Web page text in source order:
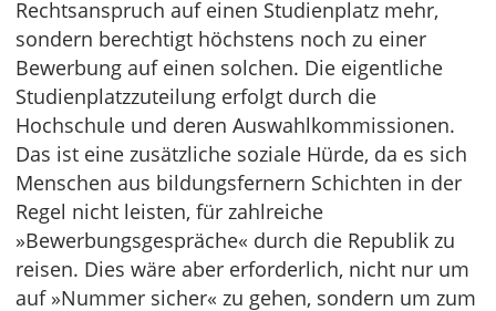
Rechtsanspruch auf einen Studienplatz mehr,
sondern berechtigt höchstens noch zu einer
Bewerbung auf einen solchen. Die eigentliche
Studienplatzzuteilung erfolgt durch die
Hochschule und deren Auswahlkommissionen.
Das ist eine zusätzliche soziale Hürde, da es sich
Menschen aus bildungsfernern Schichten in der
Regel nicht leisten, für zahlreiche
»Bewerbungsgespräche« durch die Republik zu
reisen. Dies wäre aber erforderlich, nicht nur um
auf »Nummer sicher« zu gehen, sondern um zum